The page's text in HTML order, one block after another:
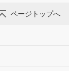
ページトップへ